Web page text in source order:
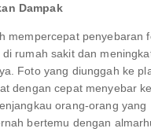
Dampak
mempercepat penyebaran
rumah sakit dan
Foto yang diunggah ke
dengan cepat menyebar ke
orang-orang yang
bertemu dengan